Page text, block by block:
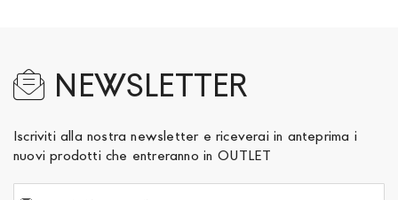
NEWSLETTER
Iscriviti alla nostra newsletter e riceverai in anteprima i
nuovi prodotti che entreranno in OUTLET